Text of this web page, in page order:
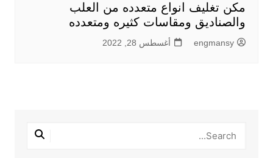
مكن تغليف انواع متعدده من العلب
والصناديق ومقاسات كثيره ومتعدده
engmansy أغسطس 28, 2022